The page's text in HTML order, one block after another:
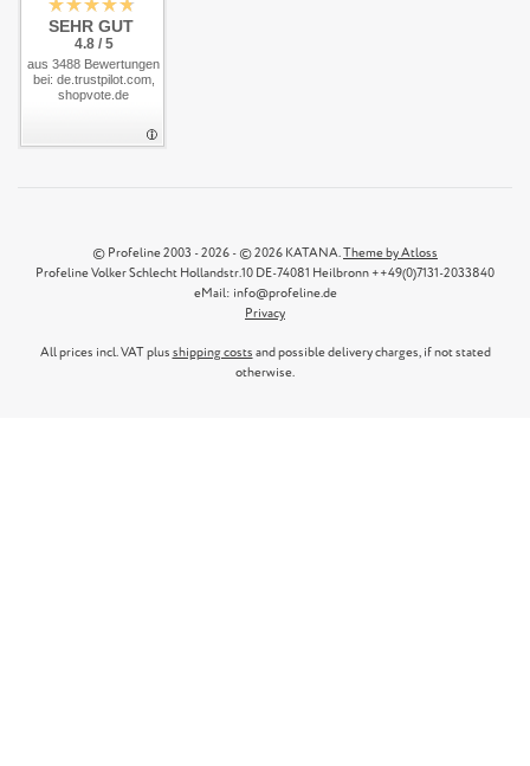
SEHR GUT
4.8 / 5
aus 3488 Bewertungen
bei: de.trustpilot.com,
shopvote.de
© Profeline 2003 - 2026 - © 2026 KATANA.Theme by Atloss
Profeline Volker Schlecht Hollandstr.10 DE-74081 Heilbronn ++49(0)7131-2033840
eMail: info@profeline.de
Privacy
All prices incl. VAT plus shipping costs and possible delivery charges, if not stated
otherwise.